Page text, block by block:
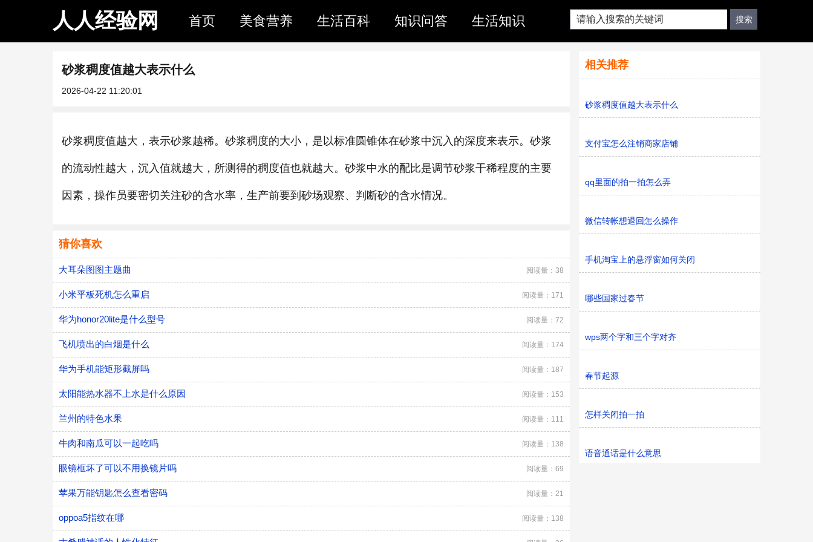
人人经验网 首页 美食营养 生活百科 知识问答 生活知识
砂浆稠度值越大表示什么
2026-04-22 11:20:01
砂浆稠度值越大，表示砂浆越稀。砂浆稠度的大小，是以标准圆锥体在砂浆中沉入的深度来表示。砂浆
的流动性越大，沉入值就越大，所测得的稠度值也就越大。砂浆中水的配比是调节砂浆干稀程度的主要
因素，操作员要密切关注砂的含水率，生产前要到砂场观察、判断砂的含水情况。
猜你喜欢
大耳朵图图主题曲 阅读量：38
小米平板死机怎么重启 阅读量：171
华为honor20lite是什么型号 阅读量：72
飞机喷出的白烟是什么 阅读量：174
华为手机能矩形截屏吗 阅读量：187
太阳能热水器不上水是什么原因 阅读量：153
兰州的特色水果 阅读量：111
牛肉和南瓜可以一起吃吗 阅读量：138
眼镜框坏了可以不用换镜片吗 阅读量：69
苹果万能钥匙怎么查看密码 阅读量：21
oppoa5指纹在哪 阅读量：138
相关推荐
砂浆稠度值越大表示什么
支付宝怎么注销商家店铺
qq里面的拍一拍怎么弄
微信转帐想退回怎么操作
手机淘宝上的悬浮窗如何关闭
哪些国家过春节
wps两个字和三个字对齐
春节起源
怎样关闭拍一拍
语音通话是什么意思